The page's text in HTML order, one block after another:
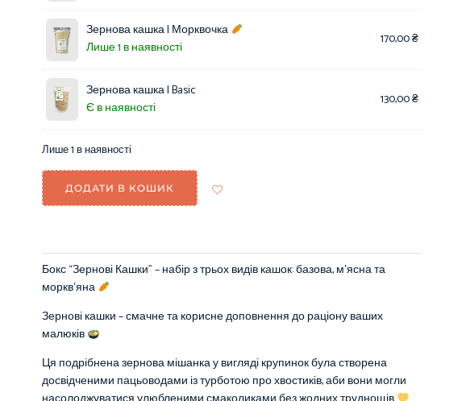
Зернова кашка | Морквочка
Лише 1 в наявності
170,00₴
Зернова кашка | Basic
Є в наявності
130,00₴
Лише 1 в наявності
ДОДАТИ В КОШИК
Бокс “Зернові Кашки” – набір з трьох видів кашок: базова, мʼясна та
морквʼяна
Зернові кашки – смачне та корисне доповнення до раціону ваших
малюків
Ця подрібнена зернова мішанка у вигляді крупинок була створена
досвідченими пацьоводами із турботою про хвостиків, аби вони могли